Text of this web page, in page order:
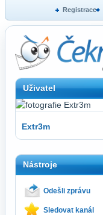
Registrace
Uživatel
Extr3m
Nástroje
Odešli zprávu
Sledovat kanál